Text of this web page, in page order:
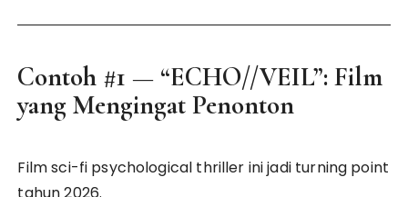
Contoh #1 — “ECHO//VEIL”: Film
yang Mengingat Penonton
Film sci-fi psychological thriller ini jadi turning point
tahun 2026.